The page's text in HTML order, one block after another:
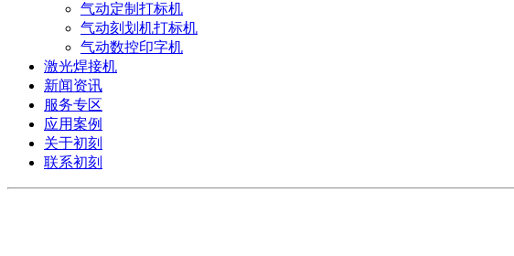
气动定制打标机
气动刻划机打标机
气动数控印字机
激光焊接机
新闻资讯
服务专区
应用案例
关于初刻
联系初刻